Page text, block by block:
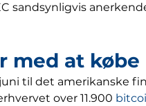
sandsynligvis
at købe
til det amerikanske
over 11.900